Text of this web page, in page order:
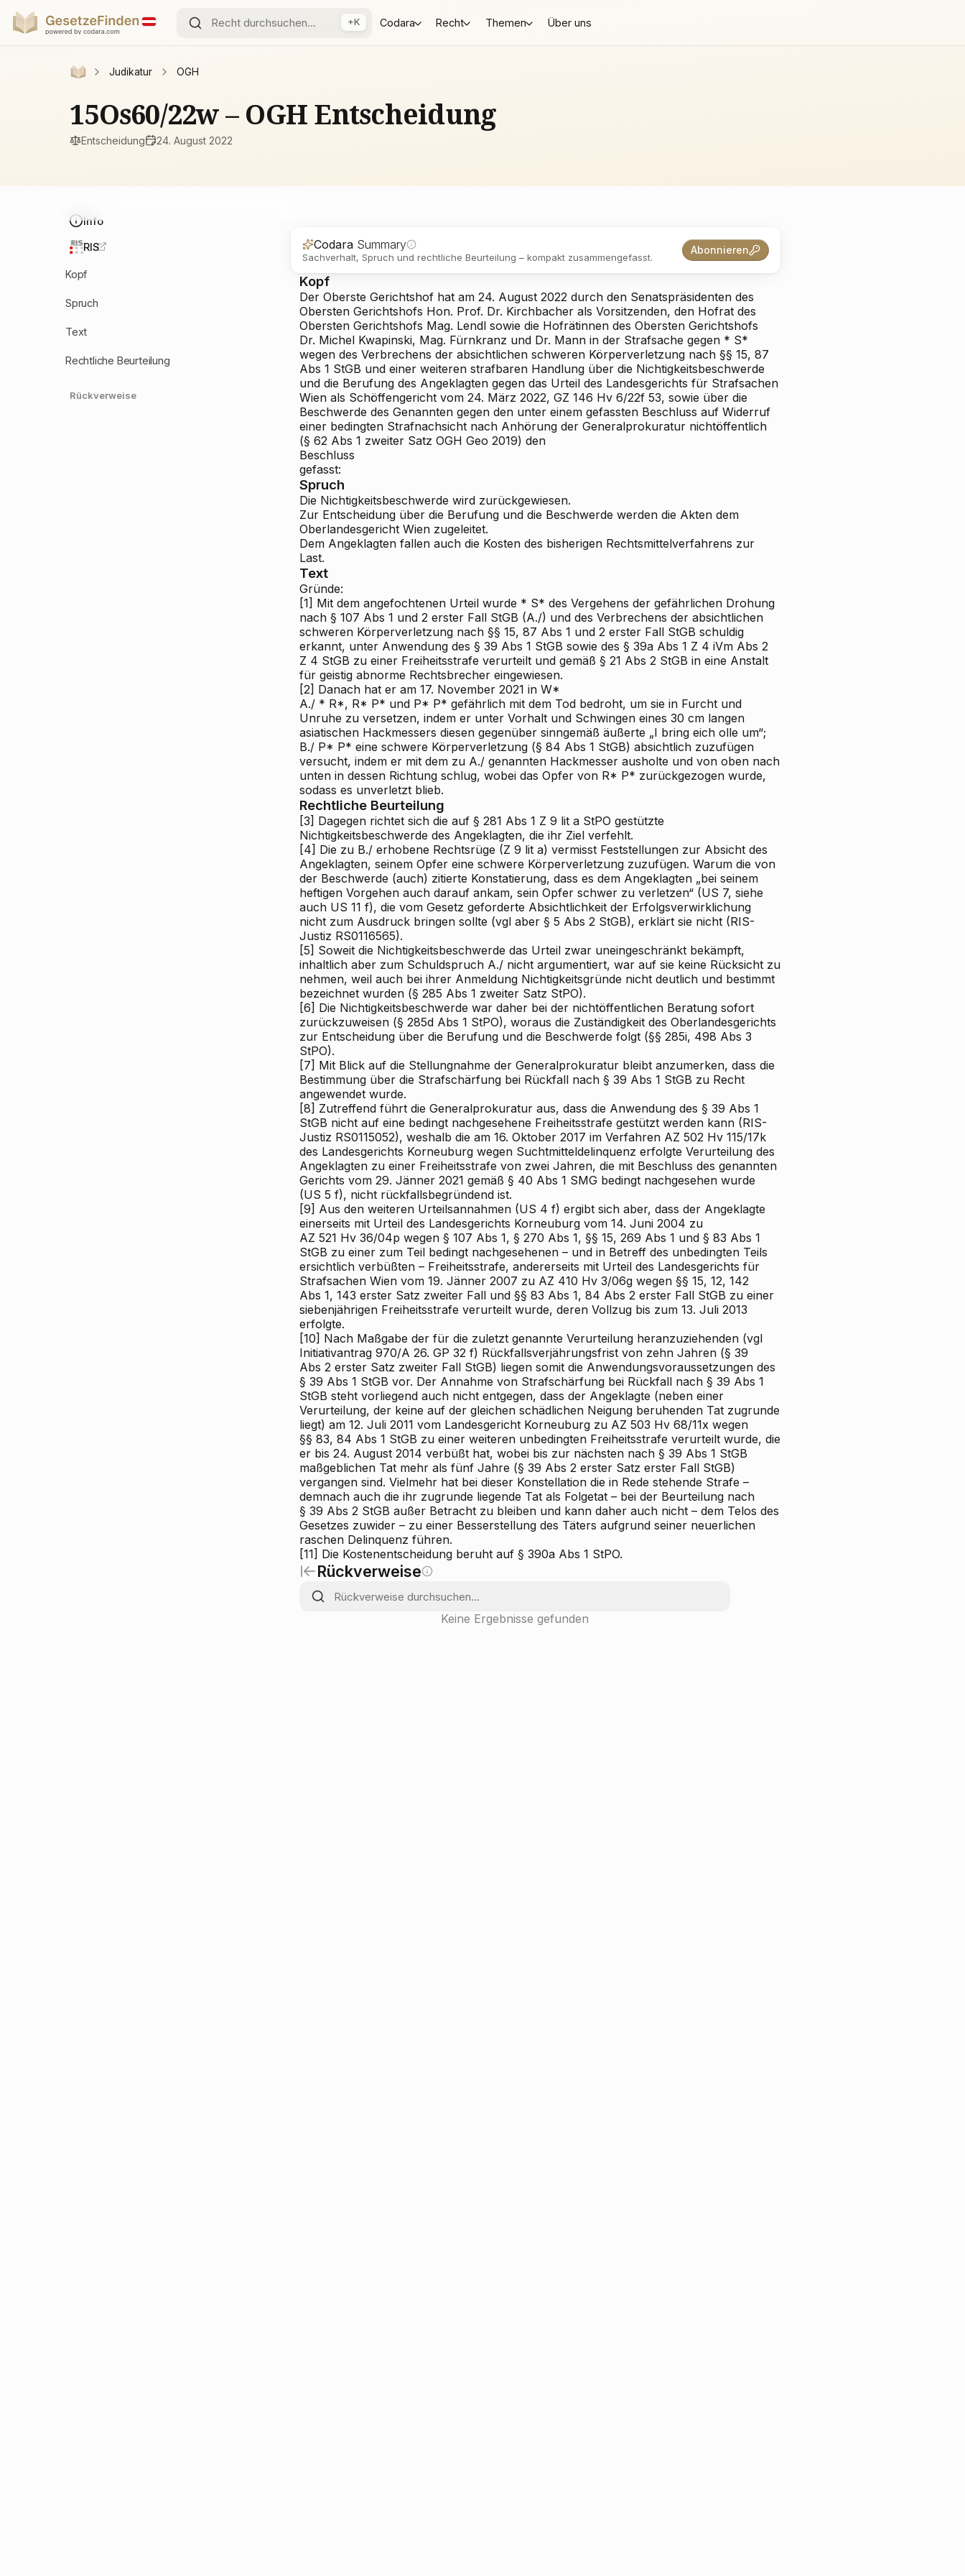
+K Codara Recht Themen Über uns
Judikatur OGH
15Os60/22w – OGH Entscheidung
Entscheidung 24. August 2022
Info
RIS
Kopf
Spruch
Text
Rechtliche Beurteilung
Rückverweise
Codara Summary
Sachverhalt, Spruch und rechtliche Beurteilung – kompakt zusammengefasst.
Abonnieren
Kopf
Der Oberste Gerichtshof hat am 24. August 2022 durch den Senatspräsidenten des
Obersten Gerichtshofs Hon. Prof. Dr. Kirchbacher als Vorsitzenden, den Hofrat des
Obersten Gerichtshofs Mag. Lendl sowie die Hofrätinnen des Obersten Gerichtshofs
Dr. Michel Kwapinski, Mag. Fürnkranz und Dr. Mann in der Strafsache gegen * S*
wegen des Verbrechens der absichtlichen schweren Körperverletzung nach §§ 15, 87
Abs 1 StGB und einer weiteren strafbaren Handlung über die Nichtigkeitsbeschwerde
und die Berufung des Angeklagten gegen das Urteil des Landesgerichts für Strafsachen
Wien als Schöffengericht vom 24. März 2022, GZ 146 Hv 6/22f 53, sowie über die
Beschwerde des Genannten gegen den unter einem gefassten Beschluss auf Widerruf
einer bedingten Strafnachsicht nach Anhörung der Generalprokuratur nichtöffentlich
(§ 62 Abs 1 zweiter Satz OGH Geo 2019) den
Beschluss
gefasst:
Spruch
Die Nichtigkeitsbeschwerde wird zurückgewiesen.
Zur Entscheidung über die Berufung und die Beschwerde werden die Akten dem
Oberlandesgericht Wien zugeleitet.
Dem Angeklagten fallen auch die Kosten des bisherigen Rechtsmittelverfahrens zur
Last.
Text
Gründe:
[1] Mit dem angefochtenen Urteil wurde * S* des Vergehens der gefährlichen Drohung
nach § 107 Abs 1 und 2 erster Fall StGB (A./) und des Verbrechens der absichtlichen
schweren Körperverletzung nach §§ 15, 87 Abs 1 und 2 erster Fall StGB schuldig
erkannt, unter Anwendung des § 39 Abs 1 StGB sowie des § 39a Abs 1 Z 4 iVm Abs 2
Z 4 StGB zu einer Freiheitsstrafe verurteilt und gemäß § 21 Abs 2 StGB in eine Anstalt
für geistig abnorme Rechtsbrecher eingewiesen.
[2] Danach hat er am 17. November 2021 in W*
A./ * R*, R* P* und P* P* gefährlich mit dem Tod bedroht, um sie in Furcht und
Unruhe zu versetzen, indem er unter Vorhalt und Schwingen eines 30 cm langen
asiatischen Hackmessers diesen gegenüber sinngemäß äußerte „I bring eich olle um“;
B./ P* P* eine schwere Körperverletzung (§ 84 Abs 1 StGB) absichtlich zuzufügen
versucht, indem er mit dem zu A./ genannten Hackmesser ausholte und von oben nach
unten in dessen Richtung schlug, wobei das Opfer von R* P* zurückgezogen wurde,
sodass es unverletzt blieb.
Rechtliche Beurteilung
[3] Dagegen richtet sich die auf § 281 Abs 1 Z 9 lit a StPO gestützte
Nichtigkeitsbeschwerde des Angeklagten, die ihr Ziel verfehlt.
[4] Die zu B./ erhobene Rechtsrüge (Z 9 lit a) vermisst Feststellungen zur Absicht des
Angeklagten, seinem Opfer eine schwere Körperverletzung zuzufügen. Warum die von
der Beschwerde (auch) zitierte Konstatierung, dass es dem Angeklagten „bei seinem
heftigen Vorgehen auch darauf ankam, sein Opfer schwer zu verletzen“ (US 7, siehe
auch US 11 f), die vom Gesetz geforderte Absichtlichkeit der Erfolgsverwirklichung
nicht zum Ausdruck bringen sollte (vgl aber § 5 Abs 2 StGB), erklärt sie nicht (RIS-
Justiz RS0116565).
[5] Soweit die Nichtigkeitsbeschwerde das Urteil zwar uneingeschränkt bekämpft,
inhaltlich aber zum Schuldspruch A./ nicht argumentiert, war auf sie keine Rücksicht zu
nehmen, weil auch bei ihrer Anmeldung Nichtigkeitsgründe nicht deutlich und bestimmt
bezeichnet wurden (§ 285 Abs 1 zweiter Satz StPO).
[6] Die Nichtigkeitsbeschwerde war daher bei der nichtöffentlichen Beratung sofort
zurückzuweisen (§ 285d Abs 1 StPO), woraus die Zuständigkeit des Oberlandesgerichts
zur Entscheidung über die Berufung und die Beschwerde folgt (§§ 285i, 498 Abs 3
StPO).
[7] Mit Blick auf die Stellungnahme der Generalprokuratur bleibt anzumerken, dass die
Bestimmung über die Strafschärfung bei Rückfall nach § 39 Abs 1 StGB zu Recht
angewendet wurde.
[8] Zutreffend führt die Generalprokuratur aus, dass die Anwendung des § 39 Abs 1
StGB nicht auf eine bedingt nachgesehene Freiheitsstrafe gestützt werden kann (RIS-
Justiz RS0115052), weshalb die am 16. Oktober 2017 im Verfahren AZ 502 Hv 115/17k
des Landesgerichts Korneuburg wegen Suchtmitteldelinquenz erfolgte Verurteilung des
Angeklagten zu einer Freiheitsstrafe von zwei Jahren, die mit Beschluss des genannten
Gerichts vom 29. Jänner 2021 gemäß § 40 Abs 1 SMG bedingt nachgesehen wurde
(US 5 f), nicht rückfallsbegründend ist.
[9] Aus den weiteren Urteilsannahmen (US 4 f) ergibt sich aber, dass der Angeklagte
einerseits mit Urteil des Landesgerichts Korneuburg vom 14. Juni 2004 zu
AZ 521 Hv 36/04p wegen § 107 Abs 1, § 270 Abs 1, §§ 15, 269 Abs 1 und § 83 Abs 1
StGB zu einer zum Teil bedingt nachgesehenen – und in Betreff des unbedingten Teils
ersichtlich verbüßten – Freiheitsstrafe, andererseits mit Urteil des Landesgerichts für
Strafsachen Wien vom 19. Jänner 2007 zu AZ 410 Hv 3/06g wegen §§ 15, 12, 142
Abs 1, 143 erster Satz zweiter Fall und §§ 83 Abs 1, 84 Abs 2 erster Fall StGB zu einer
siebenjährigen Freiheitsstrafe verurteilt wurde, deren Vollzug bis zum 13. Juli 2013
erfolgte.
[10] Nach Maßgabe der für die zuletzt genannte Verurteilung heranzuziehenden (vgl
Initiativantrag 970/A 26. GP 32 f) Rückfallsverjährungsfrist von zehn Jahren (§ 39
Abs 2 erster Satz zweiter Fall StGB) liegen somit die Anwendungsvoraussetzungen des
§ 39 Abs 1 StGB vor. Der Annahme von Strafschärfung bei Rückfall nach § 39 Abs 1
StGB steht vorliegend auch nicht entgegen, dass der Angeklagte (neben einer
Verurteilung, der keine auf der gleichen schädlichen Neigung beruhenden Tat zugrunde
liegt) am 12. Juli 2011 vom Landesgericht Korneuburg zu AZ 503 Hv 68/11x wegen
§§ 83, 84 Abs 1 StGB zu einer weiteren unbedingten Freiheitsstrafe verurteilt wurde, die
er bis 24. August 2014 verbüßt hat, wobei bis zur nächsten nach § 39 Abs 1 StGB
maßgeblichen Tat mehr als fünf Jahre (§ 39 Abs 2 erster Satz erster Fall StGB)
vergangen sind. Vielmehr hat bei dieser Konstellation die in Rede stehende Strafe –
demnach auch die ihr zugrunde liegende Tat als Folgetat – bei der Beurteilung nach
§ 39 Abs 2 StGB außer Betracht zu bleiben und kann daher auch nicht – dem Telos des
Gesetzes zuwider – zu einer Besserstellung des Täters aufgrund seiner neuerlichen
raschen Delinquenz führen.
[11] Die Kostenentscheidung beruht auf § 390a Abs 1 StPO.
Rückverweise
Keine Ergebnisse gefunden